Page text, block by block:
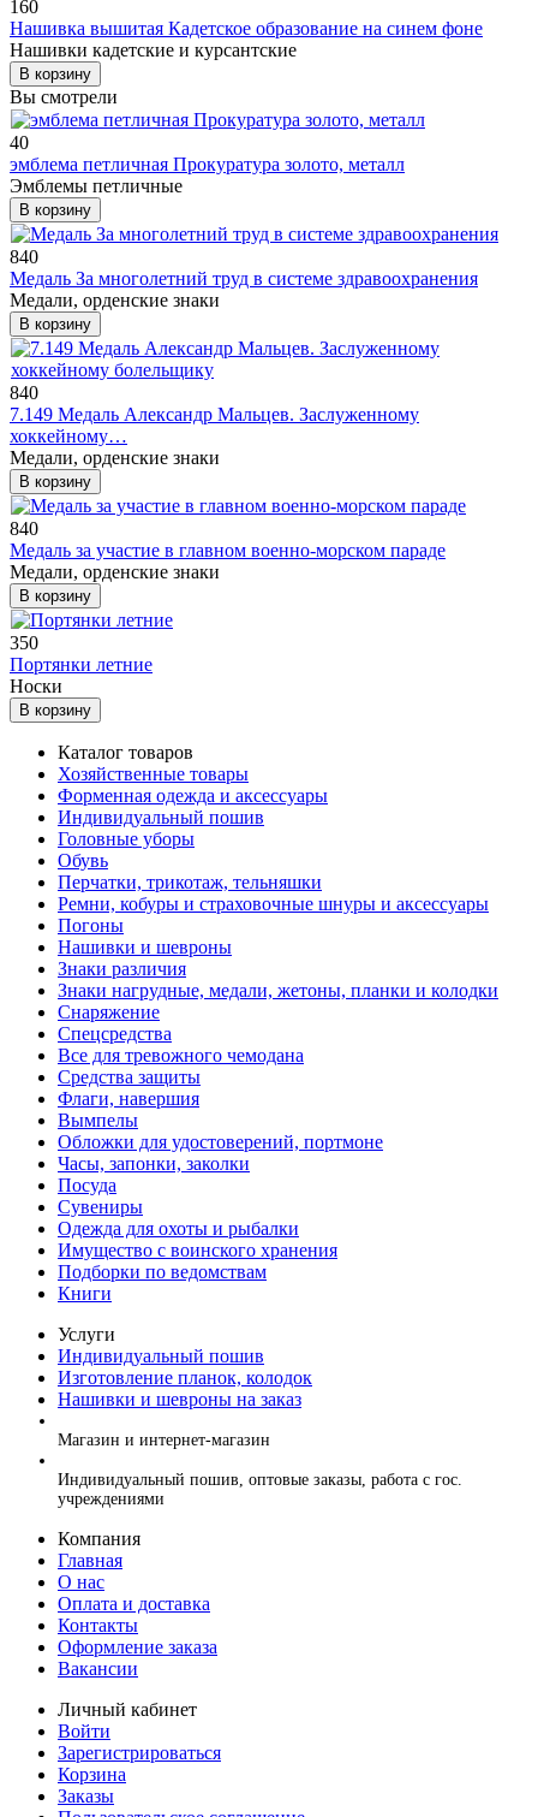
160
Нашивка вышитая Кадетское образование на синем фоне
Нашивки кадетские и курсантские
В корзину
Вы смотрели
40
эмблема петличная Прокуратура золото, металл
Эмблемы петличные
В корзину
840
Медаль За многолетний труд в системе здравоохранения
Медали, орденские знаки
В корзину
840
7.149 Медаль Александр Мальцев. Заслуженному
хоккейному…
Медали, орденские знаки
В корзину
840
Медаль за участие в главном военно-морском параде
Медали, орденские знаки
В корзину
350
Портянки летние
Носки
В корзину
Каталог товаров
Хозяйственные товары
Форменная одежда и аксессуары
Индивидуальный пошив
Головные уборы
Обувь
Перчатки, трикотаж, тельняшки
Ремни, кобуры и страховочные шнуры и аксессуары
Погоны
Нашивки и шевроны
Знаки различия
Знаки нагрудные, медали, жетоны, планки и колодки
Снаряжение
Спецсредства
Все для тревожного чемодана
Средства защиты
Флаги, навершия
Вымпелы
Обложки для удостоверений, портмоне
Часы, запонки, заколки
Посуда
Сувениры
Одежда для охоты и рыбалки
Имущество с воинского хранения
Подборки по ведомствам
Книги
Услуги
Индивидуальный пошив
Изготовление планок, колодок
Нашивки и шевроны на заказ
Магазин и интернет-магазин
Индивидуальный пошив, оптовые заказы, работа с гос.
учреждениями
Компания
Главная
О нас
Оплата и доставка
Контакты
Оформление заказа
Вакансии
Личный кабинет
Войти
Зарегистрироваться
Корзина
Заказы